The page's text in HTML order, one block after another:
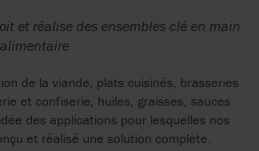
et réalise des ensembles clé en main
de la viande, plats cuisinés, brasseries
et confiserie, huiles, graisses, sauces
des applications pour lesquelles nos
et réalisé une solution complète.